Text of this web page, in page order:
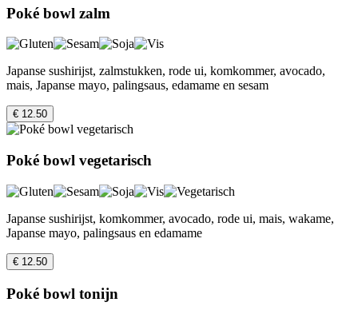
Poké bowl zalm
Japanse sushirijst, zalmstukken, rode ui, komkommer, avocado,
mais, Japanse mayo, palingsaus, edamame en sesam
€ 12.50
Poké bowl vegetarisch
Japanse sushirijst, komkommer, avocado, rode ui, mais, wakame,
Japanse mayo, palingsaus en edamame
€ 12.50
Poké bowl tonijn